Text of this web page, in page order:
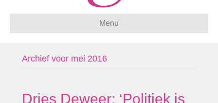
Menu
Archief voor mei 2016
Dries Deweer: ‘Politiek is